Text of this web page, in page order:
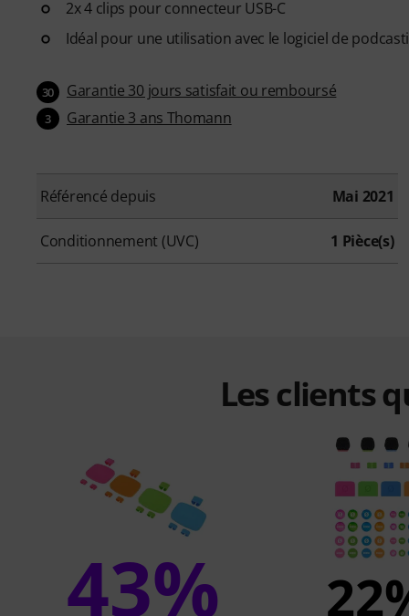
2x 4 clips pour connecteur USB-C
Idéal pour une utilisation avec le logiciel de
30 Garantie 30 jours satisfait ou remboursé
3 Garantie 3 ans Thomann
Référencé depuis Mai 2021
Conditionnement (UVC) 1 Pièce(s)
Les clients
43%